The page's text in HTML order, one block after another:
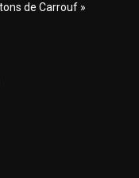
de Carrouf »